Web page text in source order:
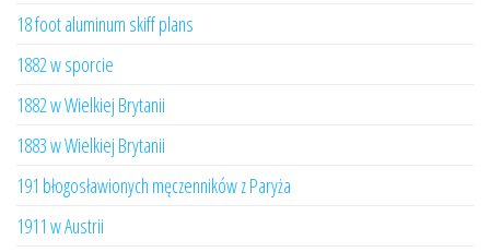
18 foot aluminum skiff plans
1882 w sporcie
1882 w Wielkiej Brytanii
1883 w Wielkiej Brytanii
191 błogosławionych męczenników z Paryża
1911 w Austrii